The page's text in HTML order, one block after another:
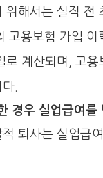
위해서는 실직 전
고용보험 가입 이
로 계산되며, 고용
.
경우 실업급여를
퇴사는 실업급